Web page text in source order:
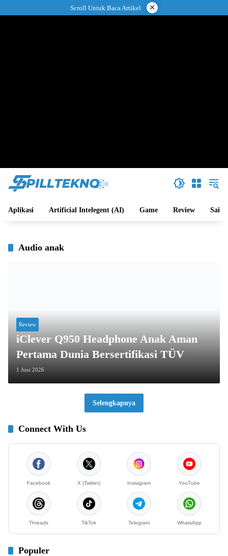
ke
Scroll Untuk Baca Artikel ×
Aplikasi Artificial Intelegent (AI) Game Review Sains
Audio anak
Review
iClever Q950 Headphone Anak Aman
Pertama Dunia Bersertifikasi TÜV
1 Juni 2026
Selengkapnya
Connect With Us
Facebook X (Twitter) Instagram YouTube
Threads TikTok Telegram WhatsApp
Populer